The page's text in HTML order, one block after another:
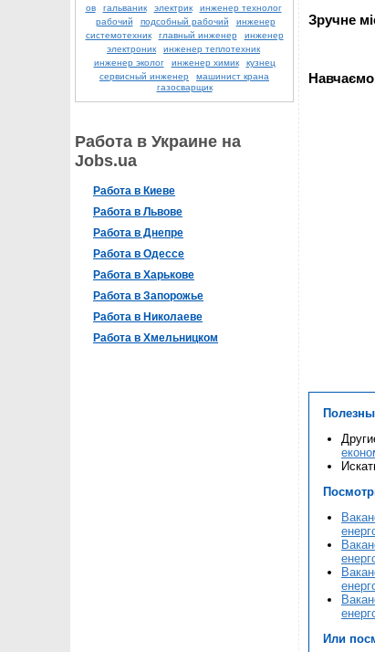
ов
гальваник электрик
инженер технолог
рабочий
подсобный рабочий
инженер
системотехник
главный инженер
инженер
электроник
инженер теплотехник
инженер эколог
инженер химик
кузнец
сервисный инженер
машинист крана
газосварщик
Работа в Украине на
Jobs.ua
Работа в Киеве
Работа в Львове
Работа в Днепре
Работа в Одессе
Работа в Харькове
Работа в Запорожье
Работа в Николаеве
Работа в Хмельницком
Зручне
Или